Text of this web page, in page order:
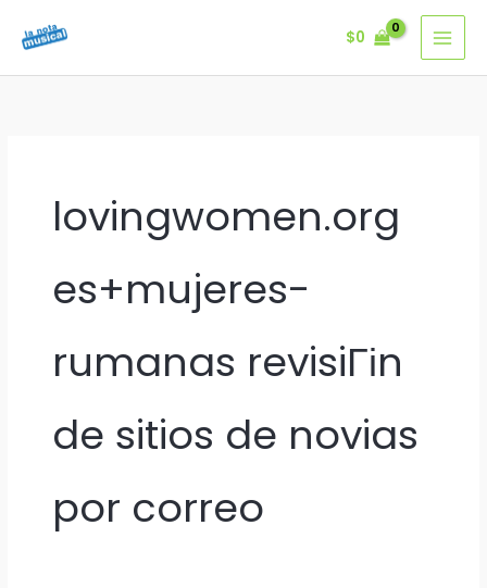
$0
lovingwomen.org
es+mujeres-
rumanas revisiГіn
de sitios de novias
por correo